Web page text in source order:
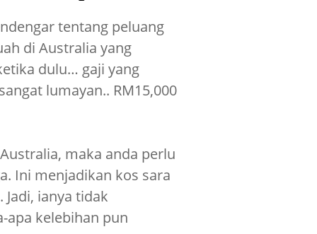
tentang peluang
di Australia yang
dulu… gaji yang
lumayan.. RM15,000
maka anda perlu
Ini menjadikan kos sara
ianya tidak
apa kelebihan pun